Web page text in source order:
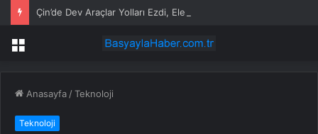
Menü
Anasayfa /Teknoloji
Teknoloji